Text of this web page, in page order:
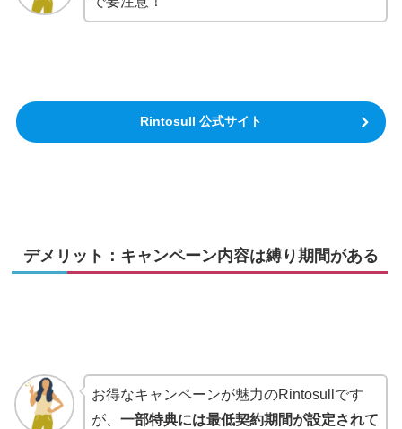
Rintosull 公式サイト
デメリット：キャンペーン内容は縛り期間がある
お得なキャンペーンが魅力のRintosullです
が、 一部特典には最低契約期間が設定されて